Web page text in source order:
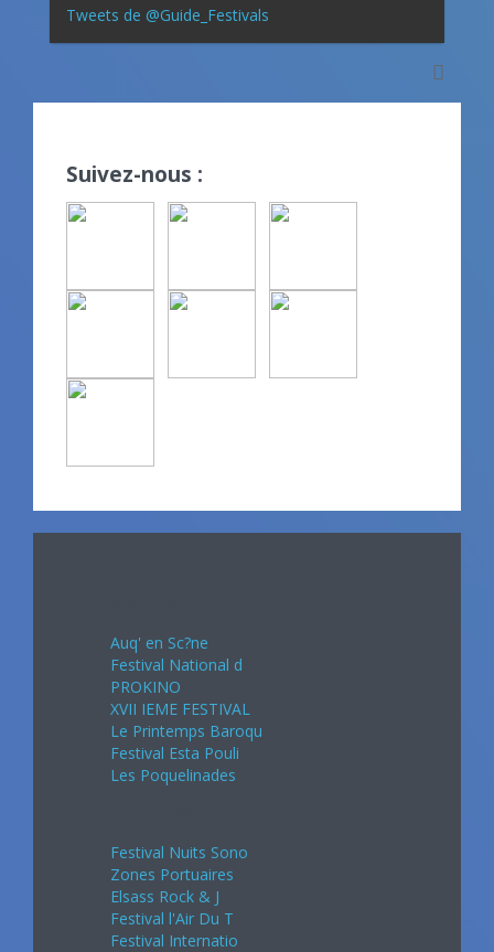
Tweets de @Guide_Festivals
Suivez-nous :
Auq' en Sc?ne
Festival National d
PROKINO
XVII IEME FESTIVAL
Le Printemps Baroqu
Festival Esta Pouli
Les Poquelinades
Festival Nuits Sono
Zones Portuaires
Elsass Rock & J
Festival l'Air Du T
Festival Internatio